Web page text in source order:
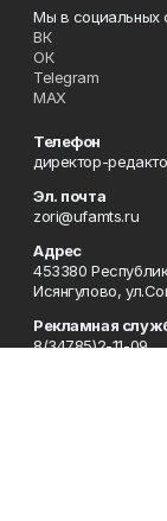
Мы в социальных
ВК
ОК
Telegram
MAX
Телефон
директор-
Эл. почта
zori@ufamts.ru
Адрес
453380
Исянгулово,
Рекламная
8(34785)2-11-09